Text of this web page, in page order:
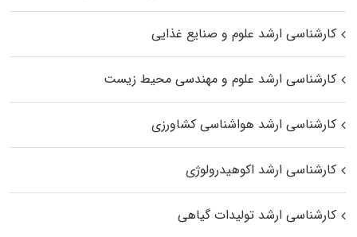
کارشناسی ارشد علوم و صنایع غذایی
کارشناسی ارشد علوم و مهندسی محیط زیست
کارشناسی ارشد هواشناسی کشاورزی
کارشناسی ارشد اکوهیدرولوژی
کارشناسی ارشد تولیدات گیاهی